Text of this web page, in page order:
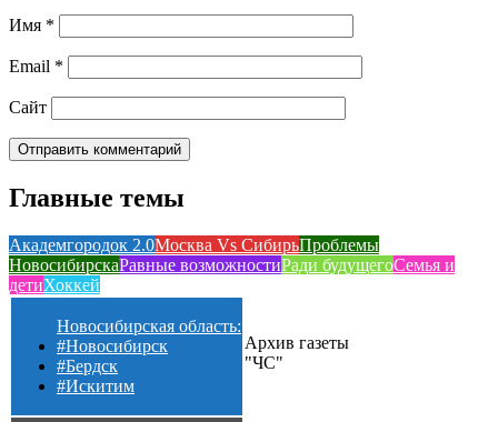
Имя *
Email *
Сайт
Главные темы
Академгородок 2.0Москва Vs СибирьПроблемы
НовосибирскаРавные возможностиРади будущегоСемья и
детиХоккей
Новосибирская область:
#Новосибирск
#Бердск
#Искитим
Архив газеты
"ЧС"